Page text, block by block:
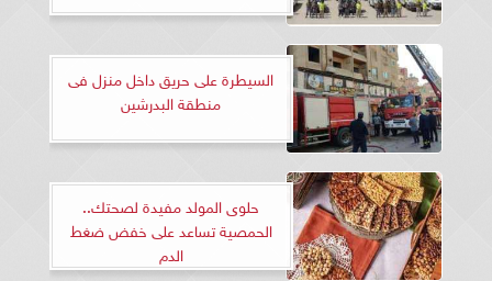
السيطرة على حريق داخل منزل فى
منطقة البدرشين
حلوى المولد مفيدة لصحتك..
الحمصية تساعد على خفض ضغط
الدم